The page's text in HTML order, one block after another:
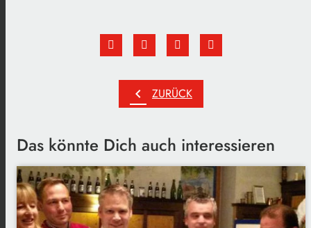
chevron_left ZURÜCK
Das könnte Dich auch interessieren